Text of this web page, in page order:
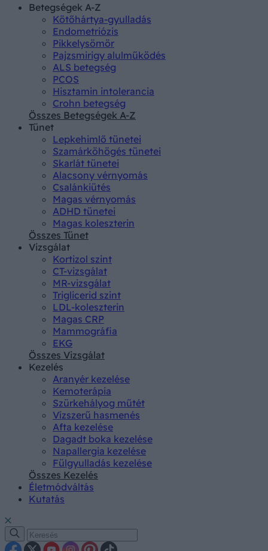
Betegségek A-Z
Kötőhártya-gyulladás
Endometriózis
Pikkelysömör
Pajzsmirigy alulműködés
ALS betegség
PCOS
Hisztamin intolerancia
Crohn betegség
Összes Betegségek A-Z
Tünet
Lepkehimlő tünetei
Szamárköhögés tünetei
Skarlát tünetei
Alacsony vérnyomás
Csalánkiütés
Magas vérnyomás
ADHD tünetei
Magas koleszterin
Összes Tünet
Vizsgálat
Kortizol szint
CT-vizsgálat
MR-vizsgálat
Triglicerid szint
LDL-koleszterin
Magas CRP
Mammográfia
EKG
Összes Vizsgálat
Kezelés
Aranyér kezelése
Kemoterápia
Szürkehályog műtét
Vízszerű hasmenés
Afta kezelése
Dagadt boka kezelése
Napallergia kezelése
Fülgyulladás kezelése
Összes Kezelés
Életmódváltás
Kutatás